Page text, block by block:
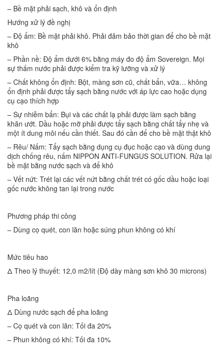
– Bề mặt phải sạch, khô và ổn định
Hướng xử lý đề nghị
– Độ ẩm: Bề mặt phải khô. Phải đảm bảo thời gian để cho bề mặt
khô
– Phần nề: Độ ẩm dưới 6% bằng máy đo độ ẩm Sovereign. Mọi
sự thấm nước phải được kiểm tra kỹ lưỡng và xử lý
– Chất không ổn định: Bột, màng sơn cũ, chất bẩn, vữa… không
ổn định phải được tẩy sạch bằng nước với áp lực cao hoặc dụng
cụ cạo thích hợp
– Sự nhiễm bẩn: Bụi và các chất lạ phải được làm sạch bằng
khăn ướt. Dầu hoặc mỡ phải được tẩy sạch bằng chất tẩy nhẹ và
một ít dung môi nếu cần thiết. Sau đó cần để cho bề mặt thật khô
– Rêu/ Nấm: Tẩy sạch bằng dụng cụ đục hoặc cạo và dùng dung
dịch chống rêu, nấm NIPPON ANTI-FUNGUS SOLUTION. Rửa lại
bề mặt bằng nước sạch và để khô
– Vết nứt: Trét lại các vết nứt bằng chất trét có gốc dầu hoặc loại
gốc nước không tan lại trong nước
Phương pháp thi công
– Dùng cọ quét, con lăn hoặc súng phun không có khí
Mức tiêu hao
Δ Theo lý thuyết: 12,0 m2/lít (Độ dày màng sơn khô 30 microns)
Pha loãng
Δ Dùng nước sạch để pha loãng
– Cọ quét và con lăn: Tối đa 20%
– Phun không có khí: Tối đa 10%